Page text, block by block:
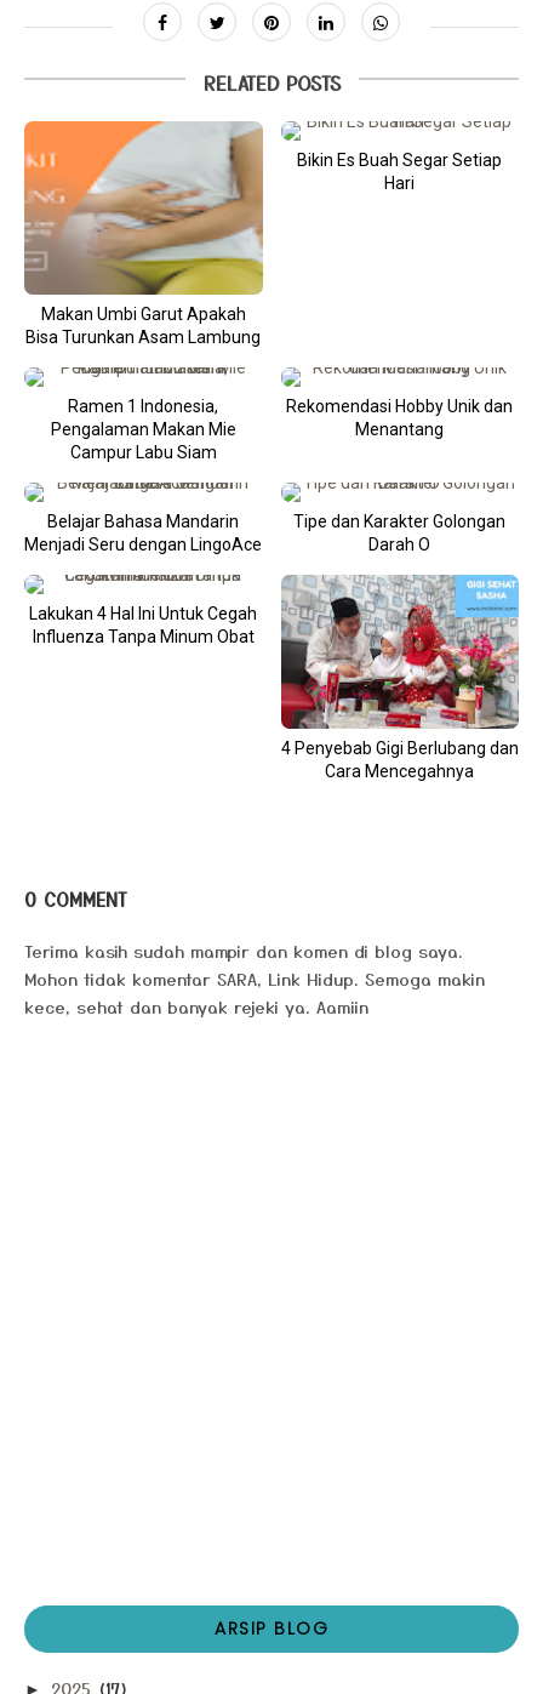
RELATED POSTS
Makan Umbi Garut Apakah
Bisa Turunkan Asam Lambung
Bikin Es Buah Segar Setiap
Hari
Ramen 1 Indonesia,
Pengalaman Makan Mie
Campur Labu Siam
Rekomendasi Hobby Unik dan
Menantang
Belajar Bahasa Mandarin
Menjadi Seru dengan LingoAce
Tipe dan Karakter Golongan
Darah O
Lakukan 4 Hal Ini Untuk Cegah
Influenza Tanpa Minum Obat
4 Penyebab Gigi Berlubang dan
Cara Mencegahnya
0 COMMENT
Terima kasih sudah mampir dan komen di blog saya.
Mohon tidak komentar SARA, Link Hidup. Semoga makin
kece, sehat dan banyak rejeki ya. Aamiin
ARSIP BLOG
► 2025 (17)